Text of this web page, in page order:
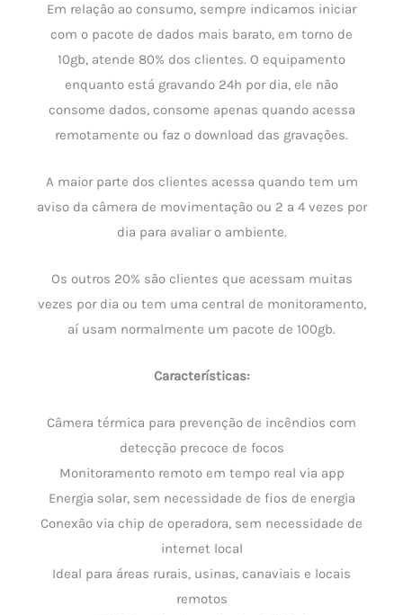
Em relação ao consumo, sempre indicamos iniciar
com o pacote de dados mais barato, em torno de
10gb, atende 80% dos clientes. O equipamento
enquanto está gravando 24h por dia, ele não
consome dados, consome apenas quando acessa
remotamente ou faz o download das gravações.
A maior parte dos clientes acessa quando tem um
aviso da câmera de movimentação ou 2 a 4 vezes por
dia para avaliar o ambiente.
Os outros 20% são clientes que acessam muitas
vezes por dia ou tem uma central de monitoramento,
aí usam normalmente um pacote de 100gb.
Características:
Câmera térmica para prevenção de incêndios com
detecção precoce de focos
Monitoramento remoto em tempo real via app
Energia solar, sem necessidade de fios de energia
Conexão via chip de operadora, sem necessidade de
internet local
Ideal para áreas rurais, usinas, canaviais e locais
remotos